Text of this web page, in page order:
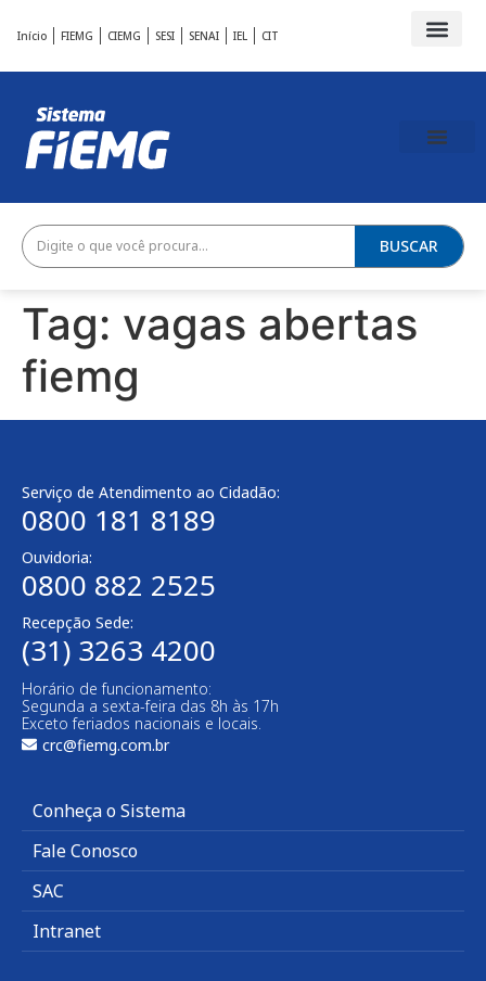
Início FIEMG CIEMG SESI SENAI IEL CIT
BUSCAR
Tag: vagas abertas
fiemg
Serviço de Atendimento ao Cidadão:
0800 181 8189
Ouvidoria:
0800 882 2525
Recepção Sede:
(31) 3263 4200
Horário de funcionamento:
Segunda a sexta-feira das 8h às 17h
Exceto feriados nacionais e locais.
crc@fiemg.com.br
Conheça o Sistema
Fale Conosco
SAC
Intranet